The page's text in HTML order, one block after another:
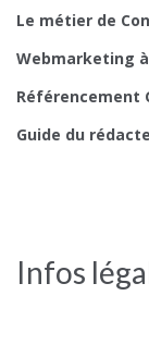
Le métier de
Webmarketing
Référencement
Guide du
Infos